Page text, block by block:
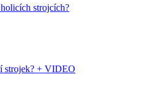
strojcích?
strojek? + VIDEO